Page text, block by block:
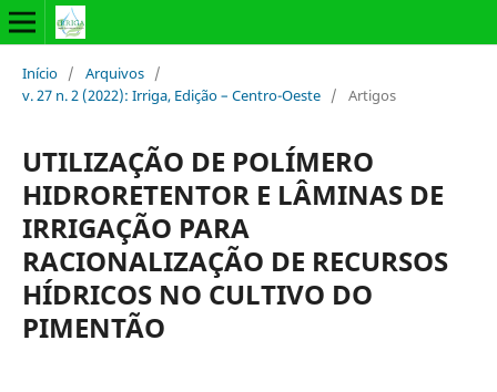
Início / Arquivos /
v. 27 n. 2 (2022): Irriga, Edição – Centro-Oeste / Artigos
UTILIZAÇÃO DE POLÍMERO
HIDRORETENTOR E LÂMINAS DE
IRRIGAÇÃO PARA
RACIONALIZAÇÃO DE RECURSOS
HÍDRICOS NO CULTIVO DO
PIMENTÃO